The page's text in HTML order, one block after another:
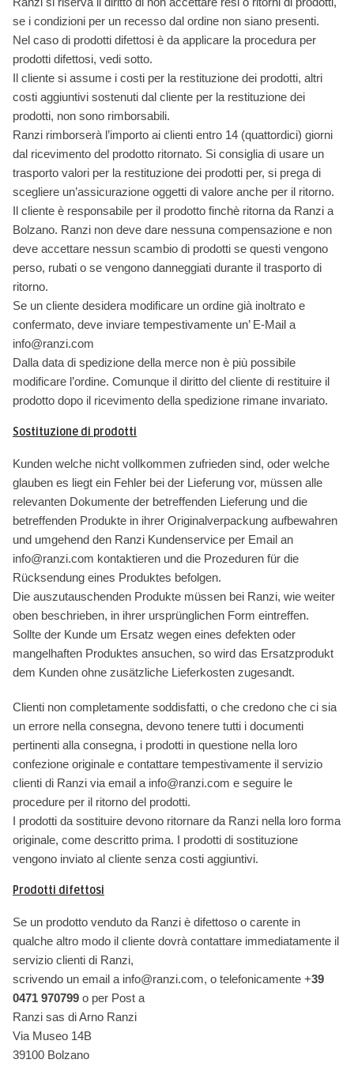
se i condizioni per un recesso dal ordine non siano presenti.
Nel caso di prodotti difettosi è da applicare la procedura per
prodotti difettosi, vedi sotto.
Il cliente si assume i costi per la restituzione dei prodotti, altri
costi aggiuntivi sostenuti dal cliente per la restituzione dei
prodotti, non sono rimborsabili.
Ranzi rimborserà l’importo ai clienti entro 14 (quattordici) giorni
dal ricevimento del prodotto ritornato. Si consiglia di usare un
trasporto valori per la restituzione dei prodotti per, si prega di
scegliere un’assicurazione oggetti di valore anche per il ritorno.
Il cliente è responsabile per il prodotto finchè ritorna da Ranzi a
Bolzano. Ranzi non deve dare nessuna compensazione e non
deve accettare nessun scambio di prodotti se questi vengono
perso, rubati o se vengono danneggiati durante il trasporto di
ritorno.
Se un cliente desidera modificare un ordine già inoltrato e
confermato, deve inviare tempestivamente un’ E-Mail a
info@ranzi.com
Dalla data di spedizione della merce non è più possibile
modificare l’ordine. Comunque il diritto del cliente di restituire il
prodotto dopo il ricevimento della spedizione rimane invariato.
Sostituzione di prodotti
Kunden welche nicht vollkommen zufrieden sind, oder welche
glauben es liegt ein Fehler bei der Lieferung vor, müssen alle
relevanten Dokumente der betreffenden Lieferung und die
betreffenden Produkte in ihrer Originalverpackung aufbewahren
und umgehend den Ranzi Kundenservice per Email an
info@ranzi.com kontaktieren und die Prozeduren für die
Rücksendung eines Produktes befolgen.
Die auszutauschenden Produkte müssen bei Ranzi, wie weiter
oben beschrieben, in ihrer ursprünglichen Form eintreffen.
Sollte der Kunde um Ersatz wegen eines defekten oder
mangelhaften Produktes ansuchen, so wird das Ersatzprodukt
dem Kunden ohne zusätzliche Lieferkosten zugesandt.
Clienti non completamente soddisfatti, o che credono che ci sia
un errore nella consegna, devono tenere tutti i documenti
pertinenti alla consegna, i prodotti in questione nella loro
confezione originale e contattare tempestivamente il servizio
clienti di Ranzi via email a info@ranzi.com e seguire le
procedure per il ritorno del prodotti.
I prodotti da sostituire devono ritornare da Ranzi nella loro forma
originale, come descritto prima. I prodotti di sostituzione
vengono inviato al cliente senza costi aggiuntivi.
Prodotti difettosi
Se un prodotto venduto da Ranzi è difettoso o carente in
qualche altro modo il cliente dovrà contattare immediatamente il
servizio clienti di Ranzi,
scrivendo un email a info@ranzi.com, o telefonicamente +39
0471 970799 o per Post a
Ranzi sas di Arno Ranzi
Via Museo 14B
39100 Bolzano